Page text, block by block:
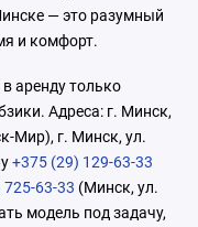
— это разумный
и комфорт.
аренду только
Адреса: г. Минск,
Мир), г. Минск, ул.
+375 (29) 129-63-33
63-33 (Минск, ул.
модель под задачу,